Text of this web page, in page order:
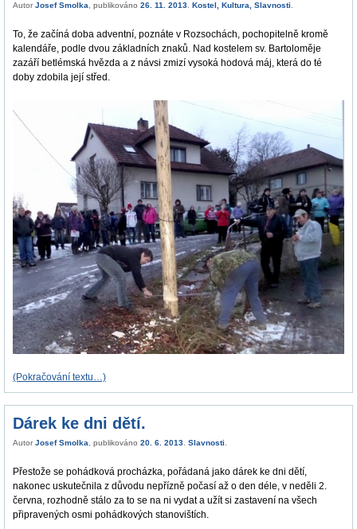
Autor Josef Smolka, publikováno 26. 11. 2013. Kostel , Kultura, Slavnosti.
To, že začíná doba adventní, poznáte v Rozsochách, pochopitelně kromě
kalendáře, podle dvou základních znaků. Nad kostelem sv. Bartoloměje
zazáří betlémská hvězda a z návsi zmizí vysoká hodová máj, která do té
doby zdobila její střed.
(Pokračování textu…)
Dárek ke dni dětí.
Autor Josef Smolka , publikováno 20. 6. 2013 Slavnosti
Přestože se pohádková procházka, pořádaná jako dárek ke dni dětí,
nakonec uskutečnila z důvodu nepřízně počasí až o den déle, v neděli 2.
června, rozhodně stálo za to se na ni vydat a užít si zastavení na všech
připravených osmi pohádkových stanovištích.